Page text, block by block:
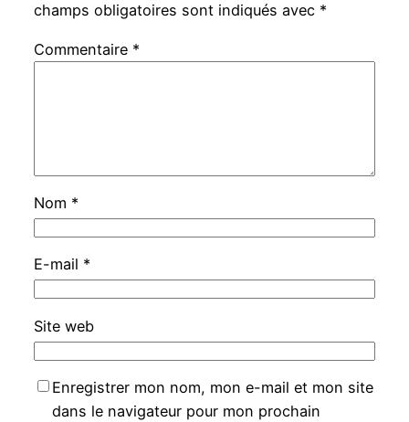
champs obligatoires sont indiqués avec *
Commentaire *
Nom *
E-mail *
Site web
Enregistrer mon nom, mon e-mail et mon site
dans le navigateur pour mon prochain